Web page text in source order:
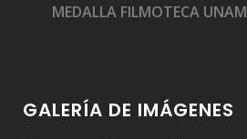
MEDALLA FILMOTECA UNAM
GALERÍA DE IMÁGENES